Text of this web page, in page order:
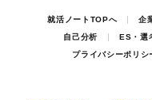
就活ノートTOPへ 企
自己分析
ES・選
プライバシーポリシ